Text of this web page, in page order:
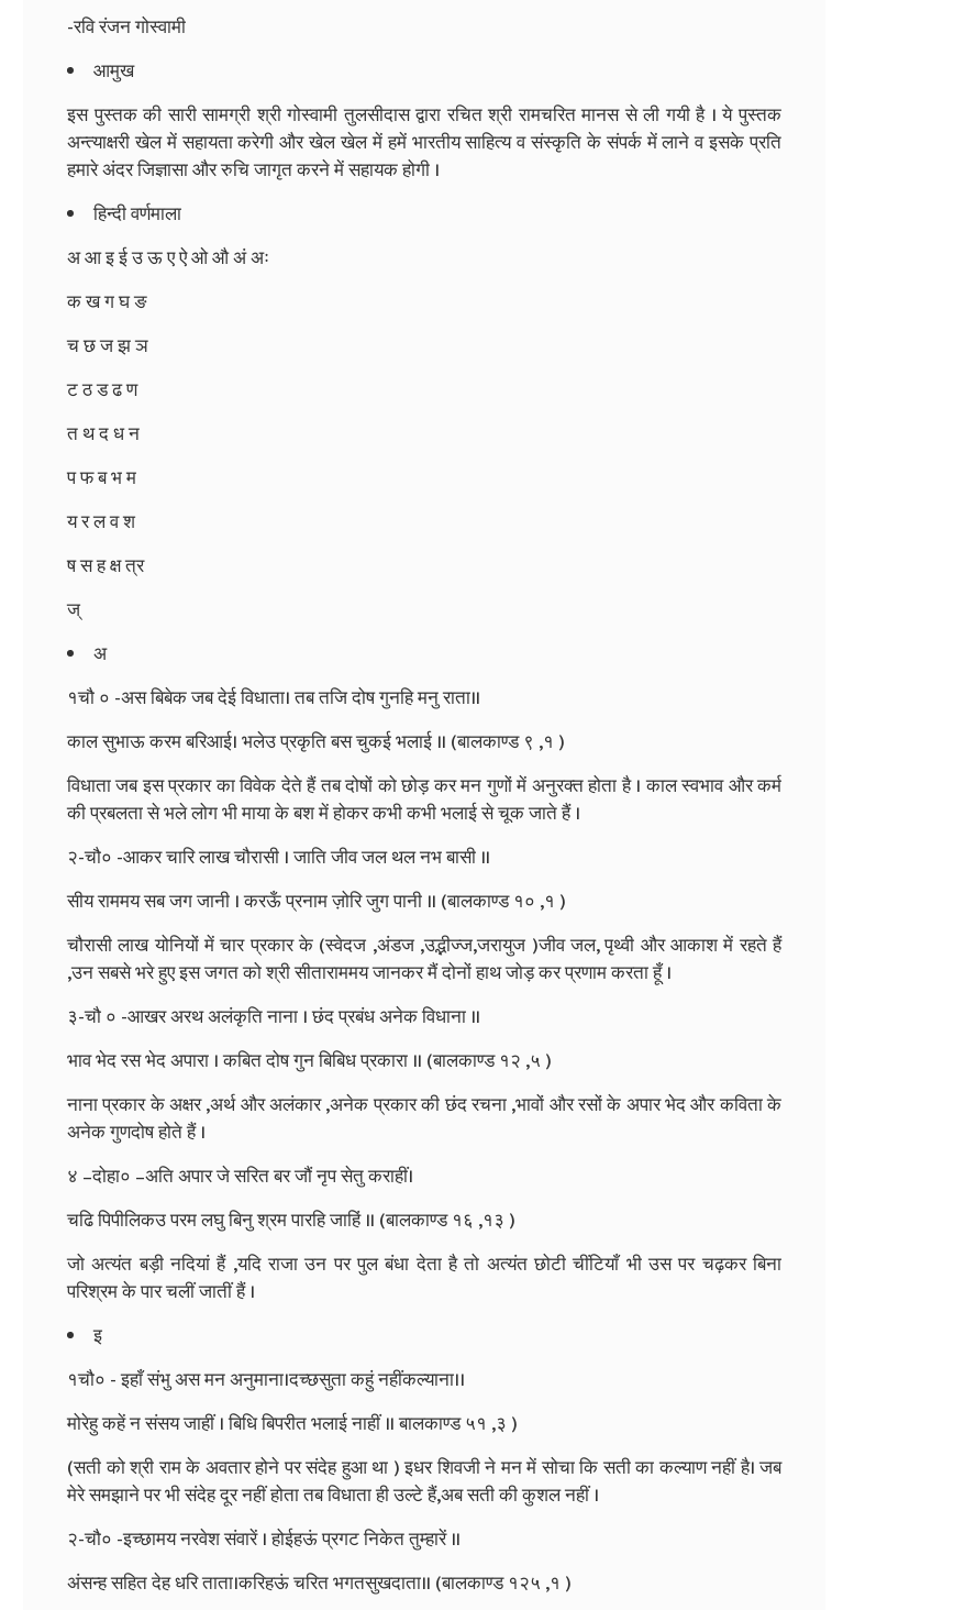
-रवि रंजन गोस्वामी
आमुख
इस पुस्तक की सारी सामग्री श्री गोस्वामी तुलसीदास द्वारा रचित श्री रामचरित मानस से ली गयी है । ये पुस्तक
अन्त्याक्षरी खेल में सहायता करेगी और खेल खेल में हमें भारतीय साहित्य व संस्कृति के संपर्क में लाने व इसके प्रति
हमारे अंदर जिज्ञासा और रुचि जागृत करने में सहायक होगी ।
हिन्दी वर्णमाला
अ आ इ ई उ ऊ ए ऐ ओ औ अं अः
क ख ग घ ङ
च छ ज झ ञ
ट ठ ड ढ ण
त थ द ध न
प फ ब भ म
य र ल व श
ष स ह क्ष त्र
ज्
अ
१चौ ० -अस बिबेक जब देई विधाता। तब तजि दोष गुनहि मनु राता॥
काल सुभाऊ करम बरिआई। भलेउ प्रकृति बस चुकई भलाई ॥ (बालकाण्ड ९ ,१ )
विधाता जब इस प्रकार का विवेक देते हैं तब दोषों को छोड़ कर मन गुणों में अनुरक्त होता है । काल स्वभाव और कर्म
की प्रबलता से भले लोग भी माया के बश में होकर कभी कभी भलाई से चूक जाते हैं ।
२-चौ० -आकर चारि लाख चौरासी । जाति जीव जल थल नभ बासी ॥
सीय राममय सब जग जानी । करऊँ प्रनाम ज़ोरि जुग पानी ॥ (बालकाण्ड १० ,१ )
चौरासी लाख योनियों में चार प्रकार के (स्वेदज ,अंडज ,उद्भीज्ज,जरायुज )जीव जल, पृथ्वी और आकाश में रहते हैं
,उन सबसे भरे हुए इस जगत को श्री सीताराममय जानकर मैं दोनों हाथ जोड़ कर प्रणाम करता हूँ ।
३-चौ ० -आखर अरथ अलंकृति नाना । छंद प्रबंध अनेक विधाना ॥
भाव भेद रस भेद अपारा । कबित दोष गुन बिबिध प्रकारा ॥ (बालकाण्ड १२ ,५ )
नाना प्रकार के अक्षर ,अर्थ और अलंकार ,अनेक प्रकार की छंद रचना ,भावों और रसों के अपार भेद और कविता के
अनेक गुणदोष होते हैं ।
४ –दोहा० –अति अपार जे सरित बर जौं नृप सेतु कराहीं।
चढि पिपीलिकउ परम लघु बिनु श्रम पारहि जाहिं ॥ (बालकाण्ड १६ ,१३ )
जो अत्यंत बड़ी नदियां हैं ,यदि राजा उन पर पुल बंधा देता है तो अत्यंत छोटी चींटियाँ भी उस पर चढ़कर बिना
परिश्रम के पार चलीं जातीं हैं ।
इ
१चौ० - इहाँ संभु अस मन अनुमाना।दच्छसुता कहुं नहींकल्याना।।
मोरेहु कहें न संसय जाहीं । बिधि बिपरीत भलाई नाहीं ॥ बालकाण्ड ५१ ,३ )
(सती को श्री राम के अवतार होने पर संदेह हुआ था ) इधर शिवजी ने मन में सोचा कि सती का कल्याण नहीं है। जब
मेरे समझाने पर भी संदेह दूर नहीं होता तब विधाता ही उल्टे हैं,अब सती की कुशल नहीं ।
२-चौ० -इच्छामय नरवेश संवारें । होईहऊं प्रगट निकेत तुम्हारें ॥
अंसन्ह सहित देह धरि ताता।करिहऊं चरित भगतसुखदाता॥ (बालकाण्ड १२५ ,१ )